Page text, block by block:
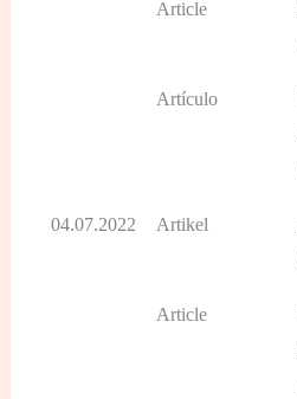
Article
Artículo
04.07.2022 Artikel
Article